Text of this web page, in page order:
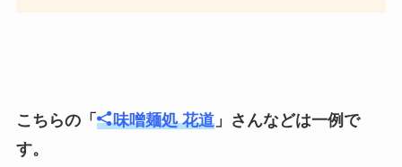
こちらの「 味噌麺処 花道」さんなどは一例で
す。